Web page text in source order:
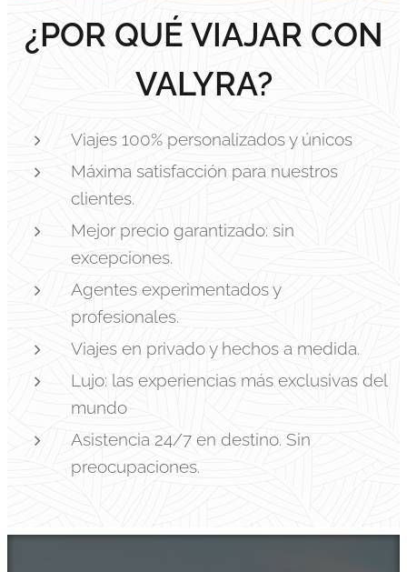
¿POR QUÉ VIAJAR CON
VALYRA?
Viajes 100% personalizados y únicos
Máxima satisfacción para nuestros
clientes.
Mejor precio garantizado: sin
excepciones.
Agentes experimentados y
profesionales.
Viajes en privado y hechos a medida.
Lujo: las experiencias más exclusivas del
mundo
Asistencia 24/7 en destino. Sin
preocupaciones.